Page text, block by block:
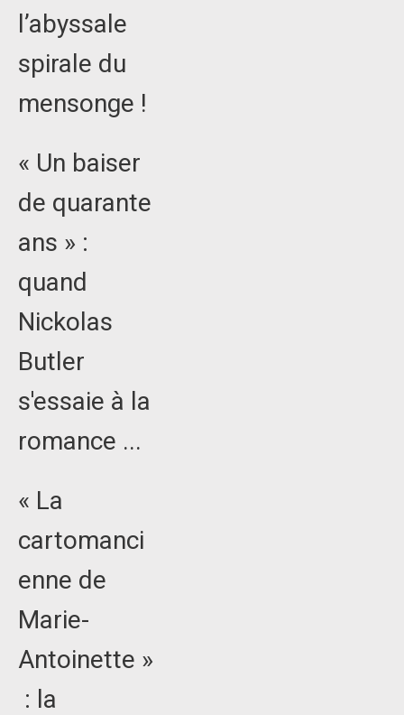
l’abyssale
spirale du
mensonge !
« Un baiser
de quarante
ans » :
quand
Nickolas
Butler
s'essaie à la
romance ...
« La
cartomanci
enne de
Marie-
Antoinette »
: la